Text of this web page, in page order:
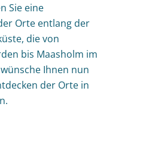
Sie eine
Orte entlang der
die von
bis Maasholm im
Ihnen nun
der Orte in